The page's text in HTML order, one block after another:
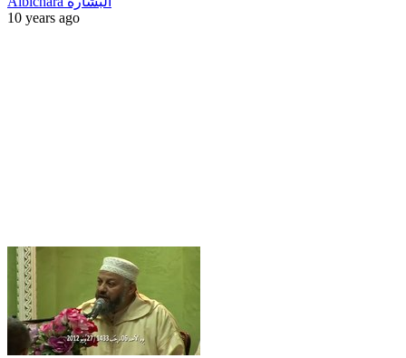
10 years ago